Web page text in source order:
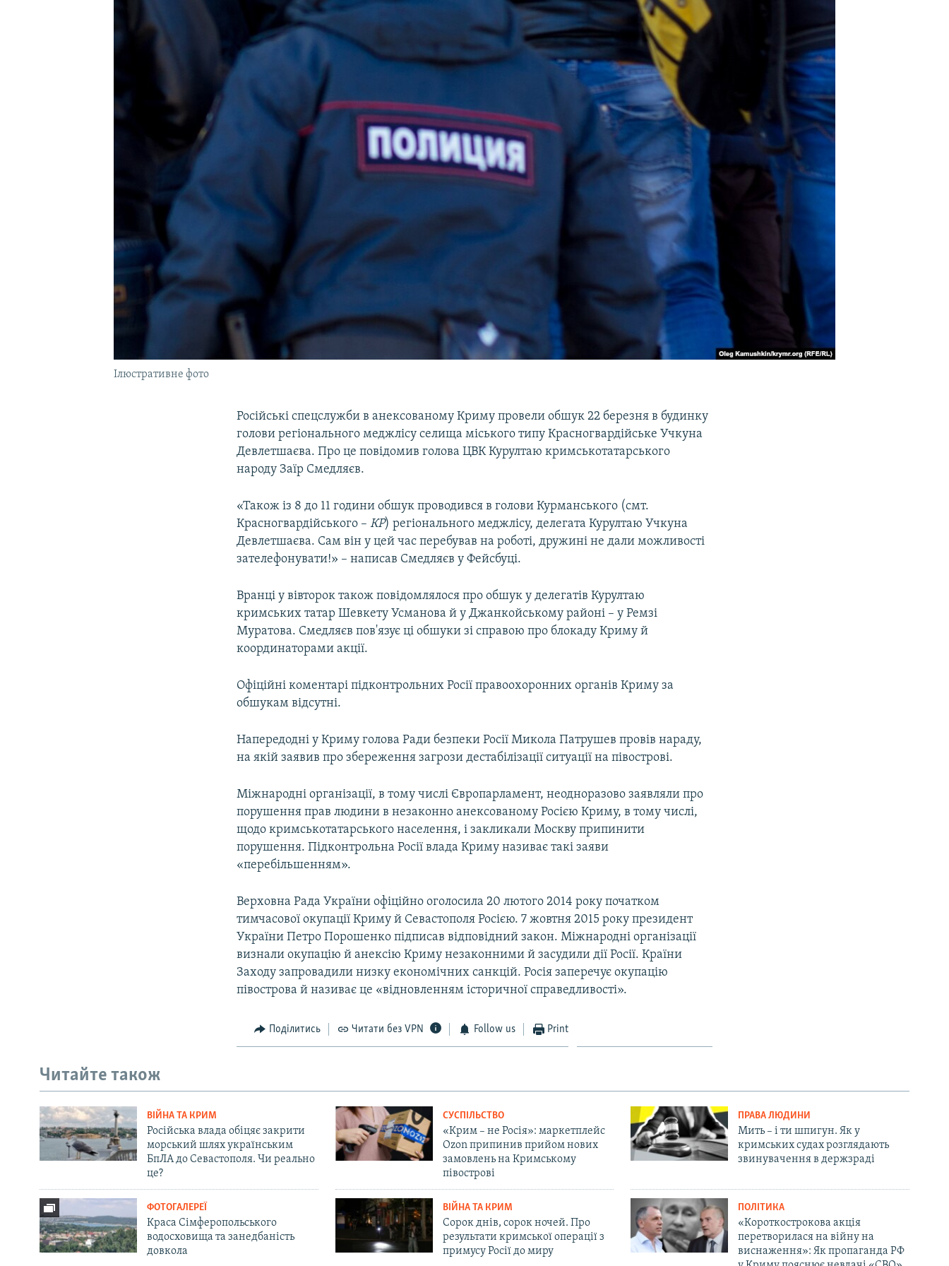
Ілюстративне фото
Російські спецслужби в анексованому Криму провели обшук 22 березня в будинку
голови регіонального меджлісу селища міського типу Красногвардійське Учкуна
Девлетшаєва. Про це повідомив голова ЦВК Курултаю кримськотатарського
народу Заїр Смедляєв.
«Також із 8 до 11 години обшук проводився в голови Курманського (смт.
Красногвардійського – КР) регіонального меджлісу, делегата Курултаю Учкуна
Девлетшаєва. Сам він у цей час перебував на роботі, дружині не дали можливості
зателефонувати!» – написав Смедляєв у Фейсбуці.
Вранці у вівторок також повідомлялося про обшук у делегатів Курултаю
кримських татар Шевкету Усманова й у Джанкойському районі – у Ремзі
Муратова. Смедляєв пов'язує ці обшуки зі справою про блокаду Криму й
координаторами акції.
Офіційні коментарі підконтрольних Росії правоохоронних органів Криму за
обшукам відсутні.
Напередодні у Криму голова Ради безпеки Росії Микола Патрушев провів нараду,
на якій заявив про збереження загрози дестабілізації ситуації на півострові.
Міжнародні організації, в тому числі Європарламент, неодноразово заявляли про
порушення прав людини в незаконно анексованому Росією Криму, в тому числі,
щодо кримськотатарського населення, і закликали Москву припинити
порушення. Підконтрольна Росії влада Криму називає такі заяви
«перебільшенням».
Верховна Рада України офіційно оголосила 20 лютого 2014 року початком
тимчасової окупації Криму й Севастополя Росією. 7 жовтня 2015 року президент
України Петро Порошенко підписав відповідний закон. Міжнародні організації
визнали окупацію й анексію Криму незаконними й засудили дії Росії. Країни
Заходу запровадили низку економічних санкцій. Росія заперечує окупацію
півострова й називає це «відновленням історичної справедливості».
Поділитись Читати без VPN Follow us Print
Читайте також
ВІЙНА ТА КРИМ
Російська влада обіцяє закрити
морський шлях українським
БпЛА до Севастополя. Чи реально
це?
СУСПІЛЬСТВО
«Крим – не Росія»: маркетплейс
Ozon припинив прийом нових
замовлень на Кримському
півострові
ПРАВА ЛЮДИНИ
Мить – і ти шпигун. Як у
кримських судах розглядають
звинувачення в держзраді
ФОТОГАЛЕРЕЇ
Краса Сімферопольського
водосховища та занедбаність
довкола
ВІЙНА ТА КРИМ
Сорок днів, сорок ночей. Про
результати кримської операції з
примусу Росії до миру
ПОЛІТИКА
«Короткострокова акція
перетворилася на війну на
виснаження»: Як пропаганда РФ